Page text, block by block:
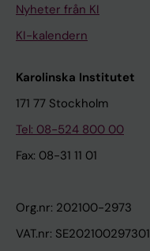
Nyheter från KI
KI-kalendern
Karolinska Institutet
171 77 Stockholm
Tel: 08-524 800 00
Fax: 08-31 11 01
Org.nr: 202100-2973
VAT.nr: SE202100297301